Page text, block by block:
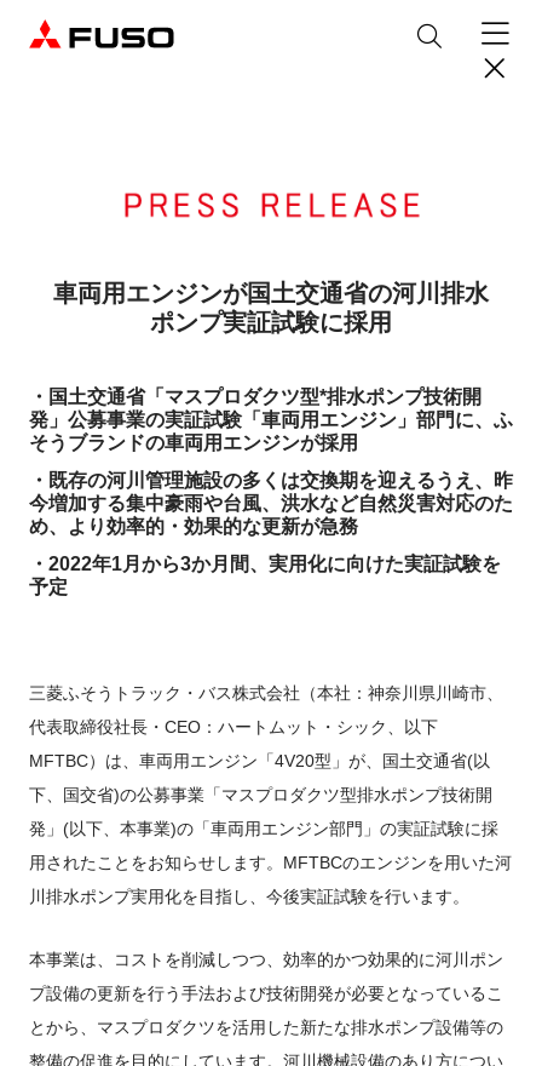
eCanter
小型EVトラック
Canter
小型トラック
Super Great
Rosa
小型バス
Aero Queen/Ace
大型バス
Aero Star
大型バス
産業用エンジン
産業用エンジン
全製品
eモビリティ
中古車
クイックリンク
トラックコネクト
& バスコネクト
テレマティクスソリューション
WISE Systems
デジタル製品
オンラインパーツショップについて
三菱ふそう純正部品
ふそうバリューパーツ
純正アクセサリー
純正リマニ部品
サービス
FUSO VALUE
材料調査・分析サービス
ふそうの高品質調査 マテリアルラボ
三菱ふそう_ショップ
DTFSA企業情報
プライバシーポリシー
DTFSA: 社員等個人情報の取扱いについて
指定信用情報機関
商品案内
FUSOパワーリース
FUSOあんしんリース
オートローン
FUSO VALUE
ラフィットプラス
FUSOリース
お知らせ
ニュースリリース
企業からのお知らせ
お客様へのお知らせ
採用情報
販売店検索
ふそうライフ
車両用エンジンが国土交通省の河川排水
ポンプ実証試験に採用
・国土交通省「マスプロダクツ型*排水ポンプ技術開
発」公募事業の実証試験「車両用エンジン」部門に、ふ
そうブランドの車両用エンジンが採用
・既存の河川管理施設の多くは交換期を迎えるうえ、昨
今増加する集中豪雨や台風、洪水など自然災害対応のた
め、より効率的・効果的な更新が急務
・2022年1月から3か月間、実用化に向けた実証試験を
予定
三菱ふそうトラック・バス株式会社（本社：神奈川県川崎市、
代表取締役社長・CEO：ハートムット・シック、以下
MFTBC）は、車両用エンジン「4V20型」が、国土交通省(以
下、国交省)の公募事業「マスプロダクツ型排水ポンプ技術開
発」(以下、本事業)の「車両用エンジン部門」の実証試験に採
用されたことをお知らせします。MFTBCのエンジンを用いた河
川排水ポンプ実用化を目指し、今後実証試験を行います。
本事業は、コストを削減しつつ、効率的かつ効果的に河川ポン
プ設備の更新を行う手法および技術開発が必要となっているこ
とから、マスプロダクツを活用した新たな排水ポンプ設備等の
整備の促進を目的にしています。河川機械設備のあり方につい